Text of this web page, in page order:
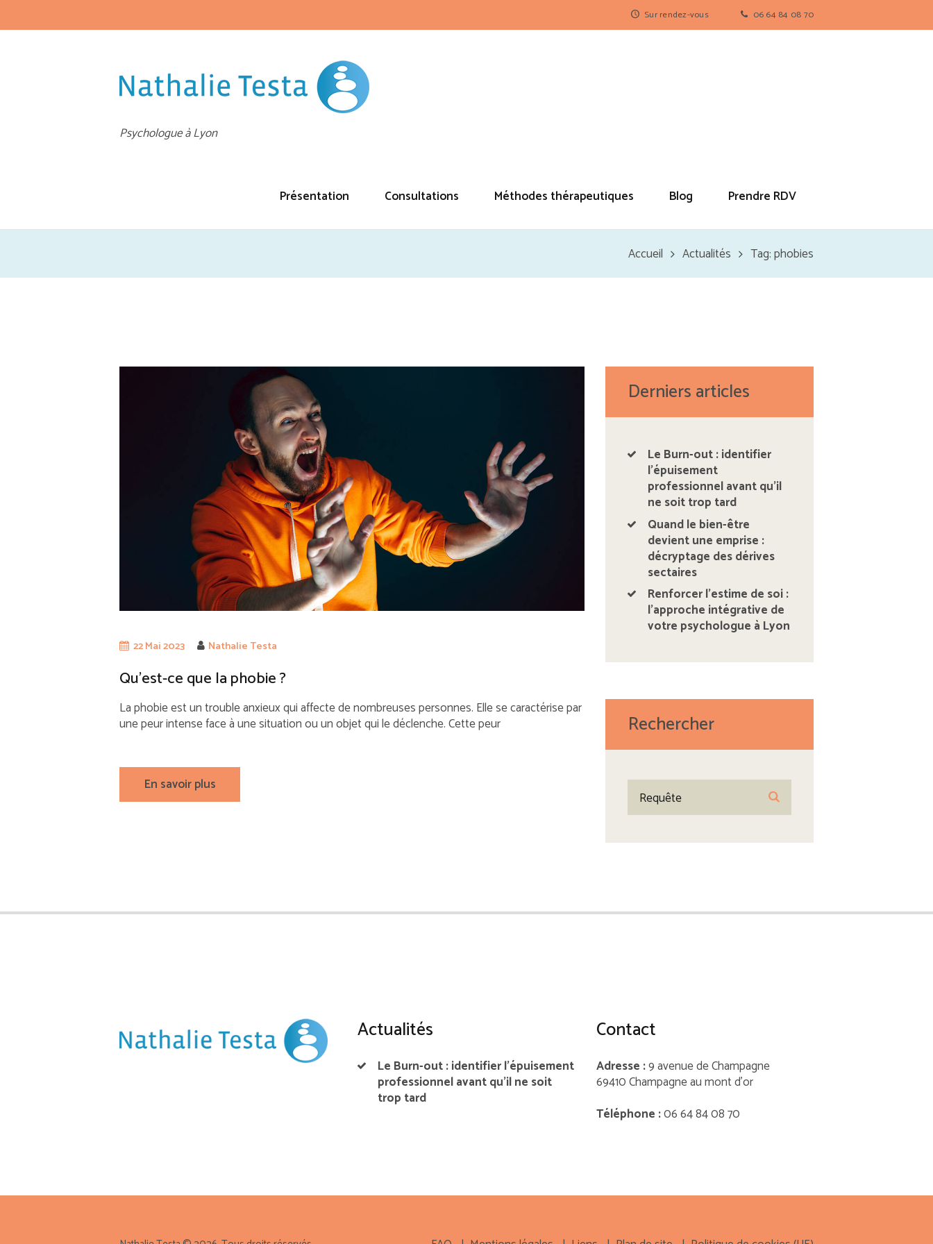
06 64 84 08 70
Sur rendez-vous
Psychologue à Lyon
Présentation Consultations Méthodes thérapeutiques Blog Prendre RDV
Accueil Actualités Tag: phobies
22 Mai 2023 Nathalie Testa
Qu’est-ce que la phobie ?
La phobie est un trouble anxieux qui affecte de nombreuses personnes. Elle se caractérise par
une peur intense face à une situation ou un objet qui le déclenche. Cette peur
En savoir plus
Derniers articles
Le Burn-out : identifier
l’épuisement
professionnel avant qu’il
ne soit trop tard
Quand le bien-être
devient une emprise :
décryptage des dérives
sectaires
Renforcer l’estime de soi :
l’approche intégrative de
votre psychologue à Lyon
Rechercher
Actualités
Le Burn-out : identifier l’épuisement
professionnel avant qu’il ne soit
trop tard
Contact
Adresse :9 avenue de Champagne
69410 Champagne au mont d’or
Téléphone :06 64 84 08 70